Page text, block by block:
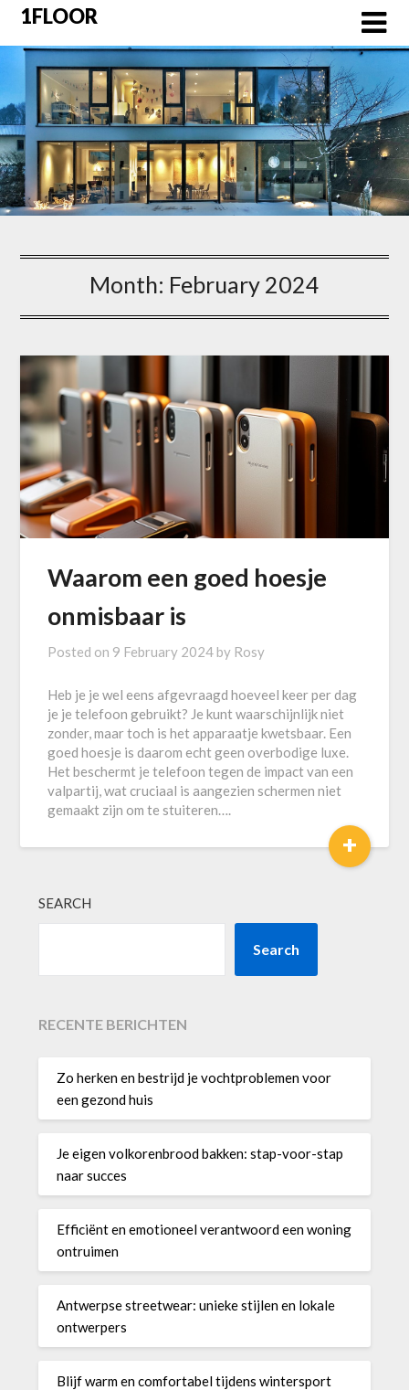
Skip
content
1FLOOR
Month: February 2024
Waarom een goed hoesje
onmisbaar is
Posted on 9 February 2024 by Rosy
Heb je je wel eens afgevraagd hoeveel keer per dag
je je telefoon gebruikt? Je kunt waarschijnlijk niet
zonder, maar toch is het apparaatje kwetsbaar. Een
goed hoesje is daarom echt geen overbodige luxe.
Het beschermt je telefoon tegen de impact van een
valpartij, wat cruciaal is aangezien schermen niet
gemaakt zijn om te stuiteren….
+
SEARCH
Search
RECENTE BERICHTEN
Zo herken en bestrijd je vochtproblemen voor
een gezond huis
Je eigen volkorenbrood bakken: stap-voor-stap
naar succes
Efficiënt en emotioneel verantwoord een woning
ontruimen
Antwerpse streetwear: unieke stijlen en lokale
ontwerpers
Blijf warm en comfortabel tijdens wintersport